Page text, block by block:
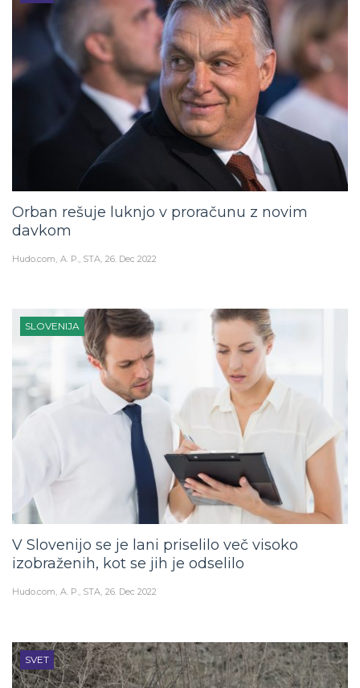
Orban rešuje luknjo v proračunu z novim
davkom
Hudo.com A. P., STA 26. Dec 2022
SLOVENIJA
V Slovenijo se je lani priselilo več visoko
izobraženih, kot se jih je odselilo
Hudo.com A. P., STA 26. Dec 2022
SVET